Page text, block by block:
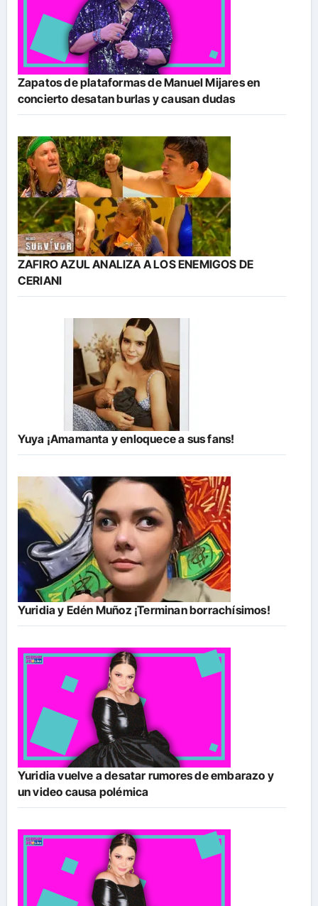
Zapatos de plataformas de Manuel Mijares en
concierto desatan burlas y causan dudas
ZAFIRO AZUL ANALIZA A LOS ENEMIGOS DE
CERIANI
Yuya ¡Amamanta y enloquece a sus fans!
Yuridia y Edén Muñoz ¡Terminan borrachísimos!
Yuridia vuelve a desatar rumores de embarazo y
un video causa polémica